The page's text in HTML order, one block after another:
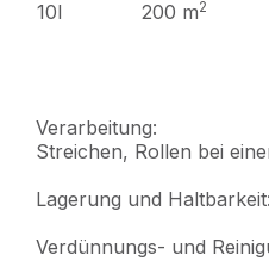
10l 200 m2
Verarbeitung:
Streichen, Rollen bei
Lagerung und
Verdünnungs- und